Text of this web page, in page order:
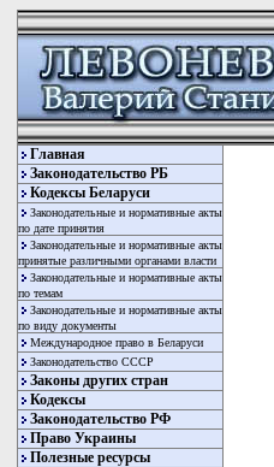
Главная
Законодательство РБ
Кодексы Беларуси
Законодательные и нормативные акты
по дате принятия
Законодательные и нормативные акты
принятые различными органами власти
Законодательные и нормативные акты
по темам
Законодательные и нормативные акты
по виду документы
Международное право в Беларуси
Законодательство СССР
Законы других стран
Кодексы
Законодательство РФ
Право Украины
Полезные ресурсы